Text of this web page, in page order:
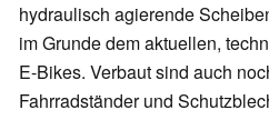
hydraulisch agierende
im Grunde dem aktuellen,
E-Bikes. Verbaut sind auch
Fahrradständer und